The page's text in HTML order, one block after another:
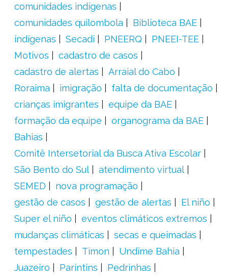
comunidades indígenas
comunidades quilombola
Biblioteca BAE
indígenas
Secadi PNEERQ
PNEEI-TEE
Motivos
cadastro de casos
cadastro de alertas
Arraial do Cabo
Roraima
imigração
falta de documentação
crianças imigrantes
equipe da BAE
formação da equipe
organograma da BAE
Bahias
Comitê Intersetorial da Busca Ativa Escolar
São Bento do Sul
atendimento virtual
SEMED
nova programação
gestão de casos
gestão de alertas
El niño
Super el niño
eventos climáticos extremos
mudanças climáticas
secas e queimadas
tempestades
Timon
Undime Bahia
Juazeiro
Parintins
Pedrinhas